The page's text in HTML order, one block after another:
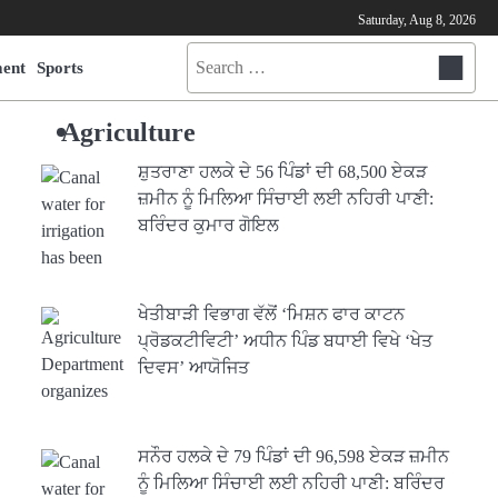
Saturday, Aug 8, 2026
Sports
Search
Agriculture
ਸ਼ੁਤਰਾਣਾ ਹਲਕੇ ਦੇ 56 ਪਿੰਡਾਂ ਦੀ 68,500 ਏਕੜ
ਜ਼ਮੀਨ ਨੂੰ ਮਿਲਿਆ ਸਿੰਚਾਈ ਲਈ ਨਹਿਰੀ ਪਾਣੀ:
ਬਰਿੰਦਰ ਕੁਮਾਰ ਗੋਇਲ
ਖੇਤੀਬਾੜੀ ਵਿਭਾਗ ਵੱਲੋਂ ‘ਮਿਸ਼ਨ ਫਾਰ ਕਾਟਨ
ਪ੍ਰੋਡਕਟੀਵਿਟੀ’ ਅਧੀਨ ਪਿੰਡ ਬਧਾਈ ਵਿਖੇ ‘ਖੇਤ
ਦਿਵਸ’ ਆਯੋਜਿਤ
ਸਨੌਰ ਹਲਕੇ ਦੇ 79 ਪਿੰਡਾਂ ਦੀ 96,598 ਏਕੜ ਜ਼ਮੀਨ
ਨੂੰ ਮਿਲਿਆ ਸਿੰਚਾਈ ਲਈ ਨਹਿਰੀ ਪਾਣੀ: ਬਰਿੰਦਰ